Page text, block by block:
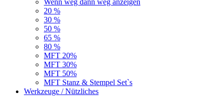
20 %
30 %
50 %
65 %
80 %
MFT 20%
MFT 30%
MFT 50%
MFT Stanz & Stempel Set`s
Werkzeuge / Nützliches